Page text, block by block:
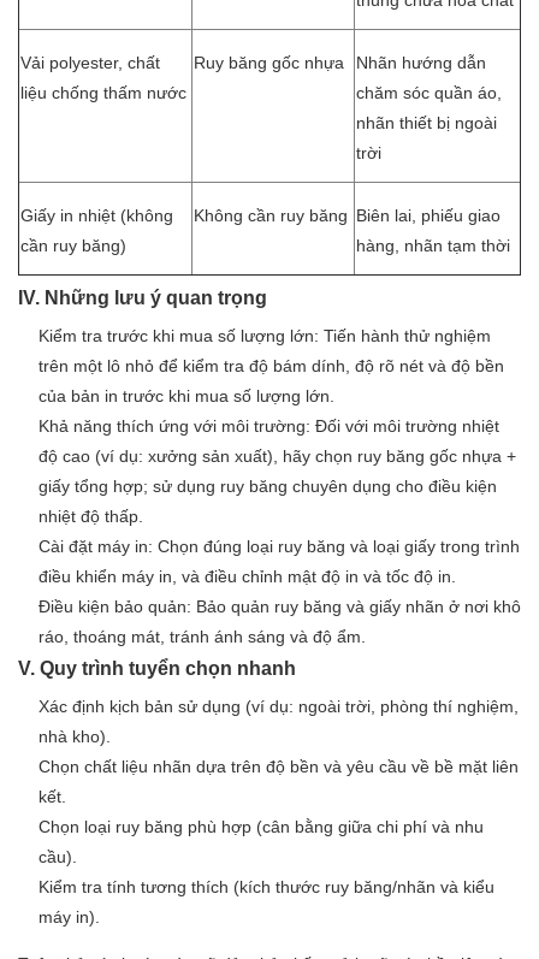
Vải polyester, chất
liệu chống thấm nước
Ruy băng gốc nhựa
Nhãn hướng dẫn
chăm sóc quần áo,
nhãn thiết bị ngoài
trời
Giấy in nhiệt (không
cần ruy băng)
Không cần ruy băng Biên lai, phiếu giao
hàng, nhãn tạm thời
IV. Những lưu ý quan trọng
Kiểm tra trước khi mua số lượng lớn: Tiến hành thử nghiệm
trên một lô nhỏ để kiểm tra độ bám dính, độ rõ nét và độ bền
của bản in trước khi mua số lượng lớn.
Khả năng thích ứng với môi trường: Đối với môi trường nhiệt
độ cao (ví dụ: xưởng sản xuất), hãy chọn ruy băng gốc nhựa +
giấy tổng hợp; sử dụng ruy băng chuyên dụng cho điều kiện
nhiệt độ thấp.
Cài đặt máy in: Chọn đúng loại ruy băng và loại giấy trong trình
điều khiển máy in, và điều chỉnh mật độ in và tốc độ in.
Điều kiện bảo quản: Bảo quản ruy băng và giấy nhãn ở nơi khô
ráo, thoáng mát, tránh ánh sáng và độ ẩm.
V. Quy trình tuyển chọn nhanh
Xác định kịch bản sử dụng (ví dụ: ngoài trời, phòng thí nghiệm,
nhà kho).
Chọn chất liệu nhãn dựa trên độ bền và yêu cầu về bề mặt liên
kết.
Chọn loại ruy băng phù hợp (cân bằng giữa chi phí và nhu
cầu).
Kiểm tra tính tương thích (kích thước ruy băng/nhãn và kiểu
máy in).